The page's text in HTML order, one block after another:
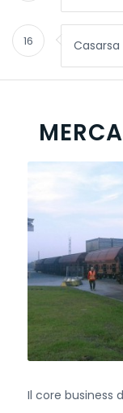
16 Casarsa
Il core business